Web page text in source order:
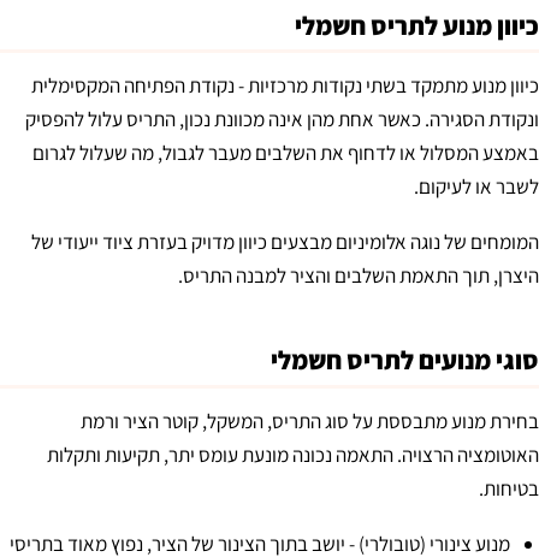
כיוון מנוע לתריס חשמלי
כיוון מנוע מתמקד בשתי נקודות מרכזיות - נקודת הפתיחה המקסימלית
ונקודת הסגירה. כאשר אחת מהן אינה מכוונת נכון, התריס עלול להפסיק
באמצע המסלול או לדחוף את השלבים מעבר לגבול, מה שעלול לגרום
לשבר או לעיקום.
המומחים של נוגה אלומיניום מבצעים כיוון מדויק בעזרת ציוד ייעודי של
היצרן, תוך התאמת השלבים והציר למבנה התריס.
סוגי מנועים לתריס חשמלי
בחירת מנוע מתבססת על סוג התריס, המשקל, קוטר הציר ורמת
האוטומציה הרצויה. התאמה נכונה מונעת עומס יתר, תקיעות ותקלות
בטיחות.​
מנוע צינורי (טובולרי) - יושב בתוך הצינור של הציר, נפוץ מאוד בתריסי